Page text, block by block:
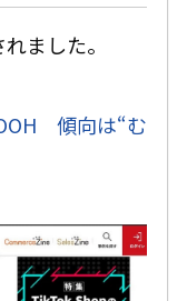
ました。
傾向は“む